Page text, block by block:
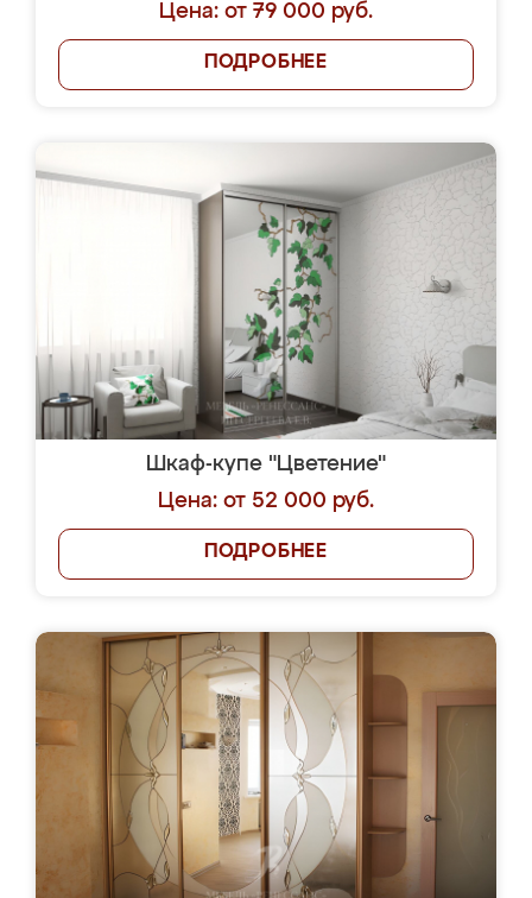
Цена: от 79 000 руб.
ПОДРОБНЕЕ
Шкаф-купе "Цветение"
Цена: от 52 000 руб.
ПОДРОБНЕЕ